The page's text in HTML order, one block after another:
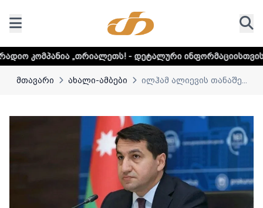
- დეტალური ინფორმაციისთვის დააკლიკეთ
მთავარი ახალი-ამბები ილჰამ ალიევის თანაშე...